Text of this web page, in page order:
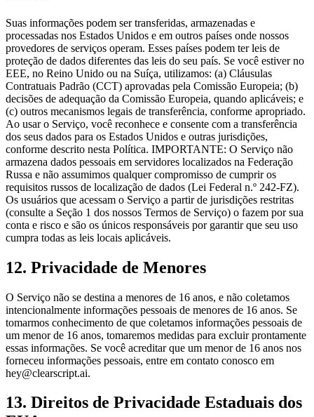
Suas informações podem ser transferidas, armazenadas e
processadas nos Estados Unidos e em outros países onde nossos
provedores de serviços operam. Esses países podem ter leis de
proteção de dados diferentes das leis do seu país. Se você estiver no
EEE, no Reino Unido ou na Suíça, utilizamos: (a) Cláusulas
Contratuais Padrão (CCT) aprovadas pela Comissão Europeia; (b)
decisões de adequação da Comissão Europeia, quando aplicáveis; e
(c) outros mecanismos legais de transferência, conforme apropriado.
Ao usar o Serviço, você reconhece e consente com a transferência
dos seus dados para os Estados Unidos e outras jurisdições,
conforme descrito nesta Política. IMPORTANTE: O Serviço não
armazena dados pessoais em servidores localizados na Federação
Russa e não assumimos qualquer compromisso de cumprir os
requisitos russos de localização de dados (Lei Federal n.º 242-FZ).
Os usuários que acessam o Serviço a partir de jurisdições restritas
(consulte a Seção 1 dos nossos Termos de Serviço) o fazem por sua
conta e risco e são os únicos responsáveis por garantir que seu uso
cumpra todas as leis locais aplicáveis.
12. Privacidade de Menores
O Serviço não se destina a menores de 16 anos, e não coletamos
intencionalmente informações pessoais de menores de 16 anos. Se
tomarmos conhecimento de que coletamos informações pessoais de
um menor de 16 anos, tomaremos medidas para excluir prontamente
essas informações. Se você acreditar que um menor de 16 anos nos
forneceu informações pessoais, entre em contato conosco em
hey@clearscript.ai.
13. Direitos de Privacidade Estaduais dos